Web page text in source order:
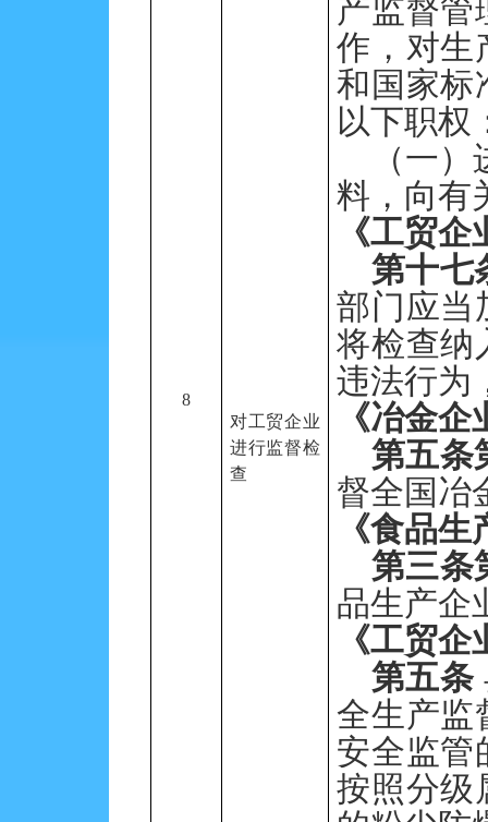
8
对工贸企业
进行监督检
查
产监督管
作，对生
和国家标
以下职权
（一
料，向有
《工贸
第十七
部门应当
将检查纳
违法行为
《冶金
第五条
督全国冶
《食品
第三条
品生产企
《工贸
第五条
全生产监
安全监管
按照分级